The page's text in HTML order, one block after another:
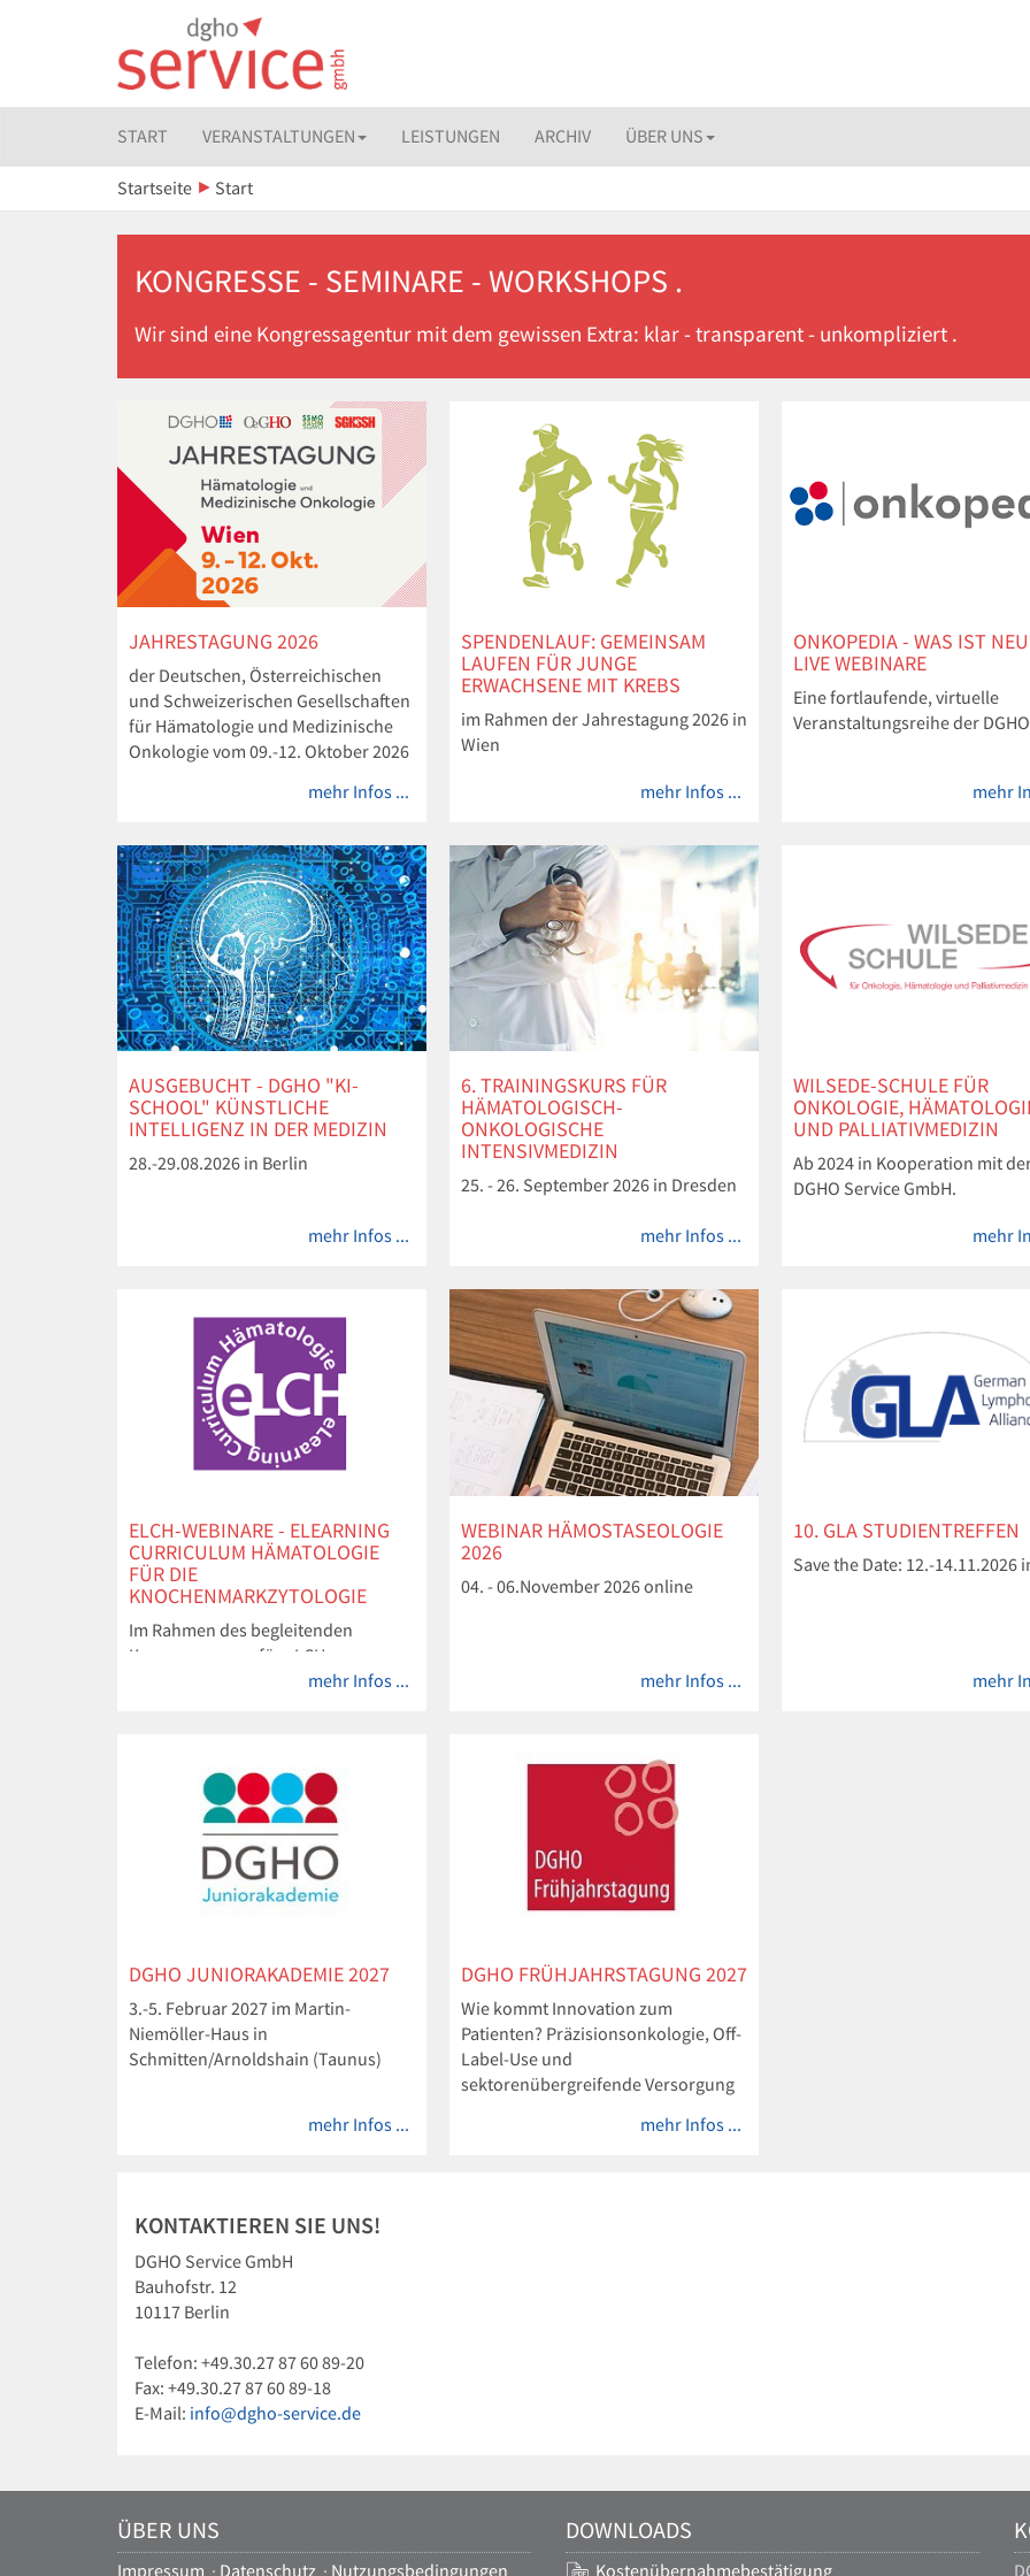
START VERANSTALTUNGEN LEISTUNGEN ARCHIV ÜBER UNS
Startseite Start
KONGRESSE - SEMINARE - WORKSHOPS .
Wir sind eine Kongressagentur mit dem gewissen Extra: klar - transparent - unkompliziert .
JAHRESTAGUNG 2026
der Deutschen, Österreichischen
und Schweizerischen Gesellschaften
für Hämatologie und Medizinische
Onkologie vom 09.-12. Oktober 2026
mehr Infos ...
SPENDENLAUF: GEMEINSAM
LAUFEN FÜR JUNGE
ERWACHSENE MIT KREBS
im Rahmen der Jahrestagung 2026 in
Wien
mehr Infos ...
ONKOPEDIA - WAS IST
LIVE WEBINARE
Eine fortlaufende, virtuelle
Veranstaltungsreihe der DGHO
mehr
AUSGEBUCHT - DGHO "KI-
SCHOOL" KÜNSTLICHE
INTELLIGENZ IN DER MEDIZIN
28.-29.08.2026 in Berlin
mehr Infos ...
6. TRAININGSKURS FÜR
HÄMATOLOGISCH-
ONKOLOGISCHE
INTENSIVMEDIZIN
25. - 26. September 2026 in Dresden
mehr Infos ...
WILSEDE-SCHULE FÜR
ONKOLOGIE,
UND PALLIATIVMEDIZIN
Ab 2024 in Kooperation mit
DGHO Service GmbH.
mehr
ELCH-WEBINARE - ELEARNING
CURRICULUM HÄMATOLOGIE
FÜR DIE
KNOCHENMARKZYTOLOGIE
Im Rahmen des begleitenden
Kursprogramms für eLCH
mehr Infos ...
WEBINAR HÄMOSTASEOLOGIE
2026
04. - 06.November 2026 online
mehr Infos ...
10. GLA STUDIENTREFFEN
Save the Date: 12.-14.11.2026
mehr
DGHO JUNIORAKADEMIE 2027
3.-5. Februar 2027 im Martin-
Niemöller-Haus in
Schmitten/Arnoldshain (Taunus)
mehr Infos ...
DGHO FRÜHJAHRSTAGUNG 2027
Wie kommt Innovation zum
Patienten? Präzisionsonkologie, Off-
Label-Use und
sektorenübergreifende Versorgung
mehr Infos ...
KONTAKTIEREN SIE UNS!
DGHO Service GmbH
Bauhofstr. 12
10117 Berlin
Telefon: +49.30.27 87 60 89-20
Fax: +49.30.27 87 60 89-18
E-Mail: info@dgho-service.de
ÜBER UNS
Impressum · Datenschutz · Nutzungsbedingungen
DOWNLOADS
Kostenübernahmebestätigung